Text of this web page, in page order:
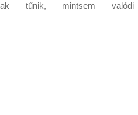
tűnik, mintsem valódi